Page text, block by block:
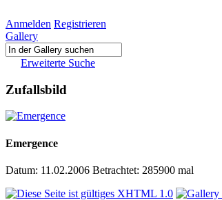
Anmelden Registrieren
Gallery
Erweiterte Suche
Zufallsbild
Emergence
Datum: 11.02.2006 Betrachtet: 285900 mal